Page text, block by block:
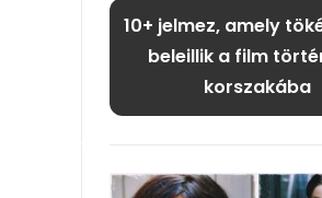
10+ jelmez, amely
beleillik a film
korszakába